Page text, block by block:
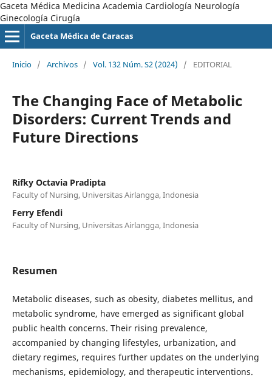
Gaceta Médica Medicina Academia Cardiología Neurología
Ginecología Cirugía
Gaceta Médica de Caracas
Inicio / Archivos / Vol. 132 Núm. S2 (2024) / EDITORIAL
The Changing Face of Metabolic
Disorders: Current Trends and
Future Directions
Rifky Octavia Pradipta
Faculty of Nursing, Universitas Airlangga, Indonesia
Ferry Efendi
Faculty of Nursing, Universitas Airlangga, Indonesia
Resumen
Metabolic diseases, such as obesity, diabetes mellitus, and
metabolic syndrome, have emerged as significant global
public health concerns. Their rising prevalence,
accompanied by changing lifestyles, urbanization, and
dietary regimes, requires further updates on the underlying
mechanisms, epidemiology, and therapeutic interventions.